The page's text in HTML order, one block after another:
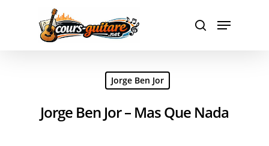
Hit enter to search or ESC to close
Jorge Ben Jor
Jorge Ben Jor – Mas Que Nada